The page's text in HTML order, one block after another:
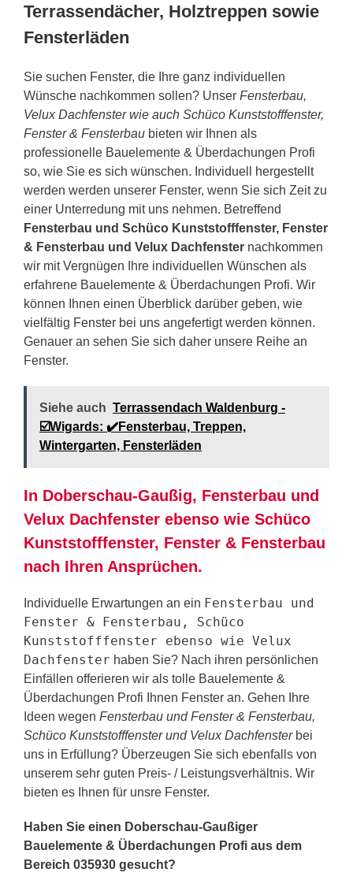
Terrassendächer, Holztreppen sowie
Fensterläden
Sie suchen Fenster, die Ihre ganz individuellen
Wünsche nachkommen sollen? Unser Fensterbau,
Velux Dachfenster wie auch Schüco Kunststofffenster,
Fenster & Fensterbau bieten wir Ihnen als
professionelle Bauelemente & Überdachungen Profi
so, wie Sie es sich wünschen. Individuell hergestellt
werden werden unserer Fenster, wenn Sie sich Zeit zu
einer Unterredung mit uns nehmen. Betreffend
Fensterbau und Schüco Kunststofffenster, Fenster
& Fensterbau und Velux Dachfenster nachkommen
wir mit Vergnügen Ihre individuellen Wünschen als
erfahrene Bauelemente & Überdachungen Profi. Wir
können Ihnen einen Überblick darüber geben, wie
vielfältig Fenster bei uns angefertigt werden können.
Genauer an sehen Sie sich daher unsere Reihe an
Fenster.
Siehe auch Terrassendach Waldenburg -
☑️Wigards: ✔️Fensterbau, Treppen,
Wintergarten, Fensterläden
In Doberschau-Gaußig, Fensterbau und
Velux Dachfenster ebenso wie Schüco
Kunststofffenster, Fenster & Fensterbau
nach Ihren Ansprüchen.
Individuelle Erwartungen an ein Fensterbau und
Fenster & Fensterbau, Schüco
Kunststofffenster ebenso wie Velux
Dachfenster haben Sie? Nach ihren persönlichen
Einfällen offerieren wir als tolle Bauelemente &
Überdachungen Profi Ihnen Fenster an. Gehen Ihre
Ideen wegen Fensterbau und Fenster & Fensterbau,
Schüco Kunststofffenster und Velux Dachfensterbei
uns in Erfüllung? Überzeugen Sie sich ebenfalls von
unserem sehr guten Preis- / Leistungsverhältnis. Wir
bieten es Ihnen für unsre Fenster.
Haben Sie einen Doberschau-Gaußiger
Bauelemente & Überdachungen Profi aus dem
Bereich 035930 gesucht?